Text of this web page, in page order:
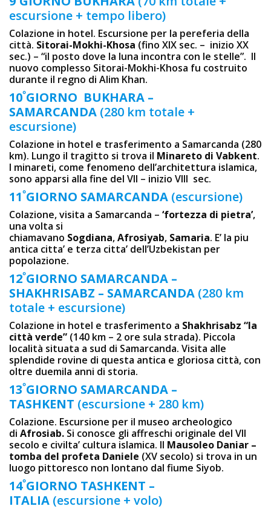
escursione + tempo libero)
Colazione in hotel. Escursione per la pereferia della
città. Sitorai-Mokhi-Khosa (fino XIX sec. – inizio XX
sec.) – “il posto dove la luna incontra con le stelle”. Il
nuovo complesso Sitorai-Mokhi-Khosa fu costruito
durante il regno di Alim Khan.
10ºGIORNO BUKHARA –
SAMARCANDA (280 km totale +
escursione)
Colazione in hotel e trasferimento a Samarcanda (280
km). Lungo il tragitto si trova il Minareto di Vabkent.
I minareti, come fenomeno dell’architettura islamica,
sono apparsi alla fine del VII – inizio VIII sec.
11ºGIORNO SAMARCANDA (escursione)
Colazione, visita a Samarcanda – ‘fortezza di pietra’,
una volta si
chiamavano Sogdiana,Afrosiyab, Samaria. E’ la piu
antica citta’ e terza citta’ dell’Uzbekistan per
popolazione.
12ºGIORNO SAMARCANDA –
SHAKHRISABZ – SAMARCANDA (280 km
totale + escursione)
Colazione in hotel e trasferimento a Shakhrisabz “la
città verde” (140 km – 2 ore sula strada). Piccola
località situata a sud di Samarcanda. Visita alle
splendide rovine di questa antica e gloriosa città, con
oltre duemila anni di storia.
13ºGIORNO SAMARCANDA –
TASHKENT (escursione + 280 km)
Colazione. Escursione per il museo archeologico
di Afrosiab. Si conosce gli affreschi originale del VII
secolo e civilta’ cultura islamica. Il Mausoleo Daniar –
tomba del profeta Daniele (XV secolo) si trova in un
luogo pittoresco non lontano dal fiume Siyob.
14ºGIORNO TASHKENT –
ITALIA (escursione + volo)